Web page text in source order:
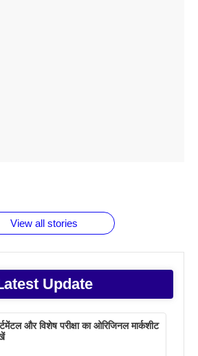
View all stories
Update
और विशेष परीक्षा का ओरिजिनल मार्कशीट